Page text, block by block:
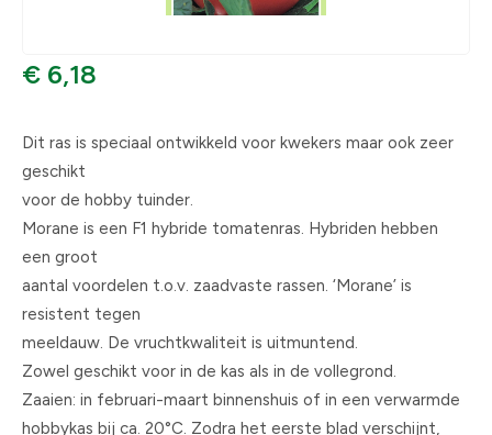
€ 6,18
Dit ras is speciaal ontwikkeld voor kwekers maar ook zeer
geschikt
voor de hobby tuinder.
Morane is een F1 hybride tomatenras. Hybriden hebben
een groot
aantal voordelen t.o.v. zaadvaste rassen. ‘Morane’ is
resistent tegen
meeldauw. De vruchtkwaliteit is uitmuntend.
Zowel geschikt voor in de kas als in de vollegrond.
Zaaien: in februari-maart binnenshuis of in een verwarmde
hobbykas bij ca. 20°C. Zodra het eerste blad verschijnt,